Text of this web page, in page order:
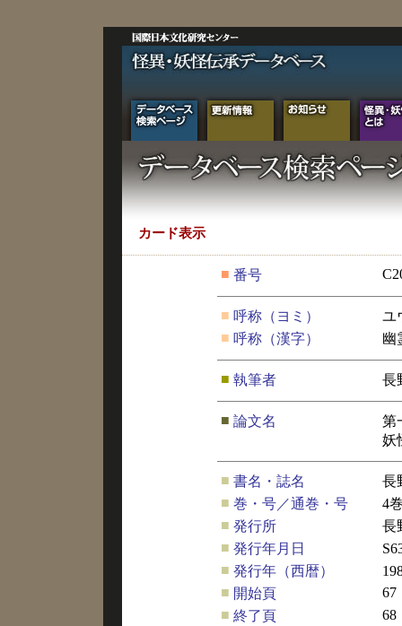
カード表示
■ 番号
■ 呼称（ヨミ）
ユ
■ 呼称（漢字） 幽
■ 執筆者 長
■ 論文名
第
妖
■ 書名・誌名
長
■ 巻・号／通巻・号
4
■ 発行所
長
■ 発行年月日
■ 発行年（西暦）
■ 開始頁
67
■ 終了頁 68